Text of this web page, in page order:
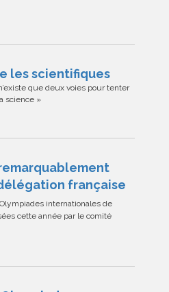
les scientifiques
que deux voies pour tenter
science »
française
internationales de
cette année par le comité